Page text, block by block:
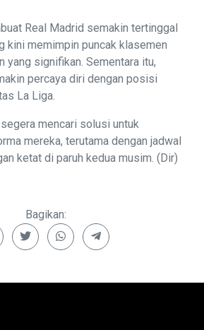
Real Madrid semakin tertinggal
kini memimpin puncak klasemen
yang signifikan. Sementara itu,
percaya diri dengan posisi
La Liga.
mencari solusi untuk
mereka, terutama dengan jadwal
ketat di paruh kedua musim. (Dir)
Bagikan: